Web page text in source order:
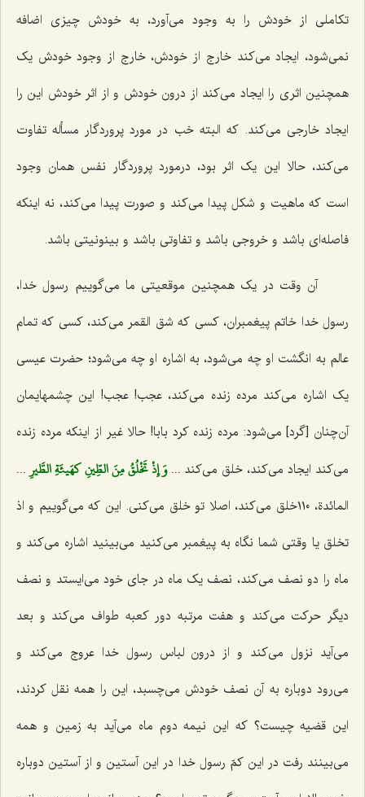
تکاملی از خودش را به وجود می‌آورد، به خودش چیزی اضافه
نمی‌شود، ایجاد می‌کند خارج از خودش، خارج از وجود خودش یک
همچنین اثری را ایجاد می‌کند از درون خودش و از اثر خودش این را
ایجاد خارجی می‌کند. که البته خب در مورد پروردگار مسأله تفاوت
می‌کند، حالا این یک اثر بود، درمورد پروردگار نفس همان وجود
است که ماهیت و شکل پیدا می‌کند و صورت پیدا می‌کند، نه اینکه
فاصله‌ای باشد و خروجی باشد و تفاوتی باشد و بینونیتی باشد.
آن وقت در یک همچنین موقعیتی ما می‌گوییم رسول خدا،
رسول خدا خاتم پیغمبران، کسی که شق القمر می‌کند، کسی که تمام
عالم به انگشت او چه می‌شود، به اشاره او چه می‌شود؛ حضرت عیسی
یک اشاره می‌کند مرده زنده می‌کند، عجب! عجب! این چشمهایمان
آن‌چنان [گرد] می‌شود: مرده زنده کرد بابا! حالا غیر از اینکه مرده زنده
می‌کند ایجاد می‌کند، خلق می‌کند ... وَ إِذْ تَخْلُقُ مِنَ الطِّينِ كهَيئَةِ الطَّيرِ ...
المائدة، ١١٠خلق می‌کند، اصلا تو خلق می‌کنی. این که می‌گوییم و اذ
تخلق یا وقتی شما نگاه به پیغمبر می‌کنید می‌بینید اشاره می‌کند و
ماه را دو نصف می‌کند، نصف یک ماه در جای خود می‌ایستد و نصف
دیگر حرکت می‌کند و هفت مرتبه دور کعبه طواف می‌کند و بعد
می‌آید نزول می‌کند و از درون لباس رسول خدا عروج می‌کند و
می‌رود دوباره به آن نصف خودش می‌چسبد، این را همه نقل کردند،
این قضیه چیست؟ که این نیمه دوم ماه می‌آید به زمین و همه
می‌بینند رفت در این کمّ رسول خدا در این آستین و از آستین دوباره